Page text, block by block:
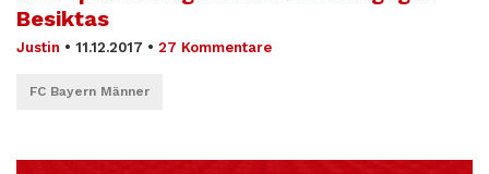
Besiktas
Justin • 11.12.2017 • 27 Kommentare
FC Bayern Männer